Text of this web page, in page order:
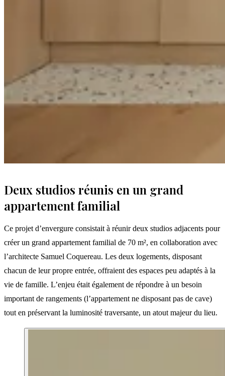
Deux studios réunis en un grand
appartement familial
Ce projet d’envergure consistait à réunir deux studios adjacents pour
créer un grand appartement familial de 70 m², en collaboration avec
l’architecte Samuel Coquereau. Les deux logements, disposant
chacun de leur propre entrée, offraient des espaces peu adaptés à la
vie de famille. L’enjeu était également de répondre à un besoin
important de rangements (l’appartement ne disposant pas de cave)
tout en préservant la luminosité traversante, un atout majeur du lieu.